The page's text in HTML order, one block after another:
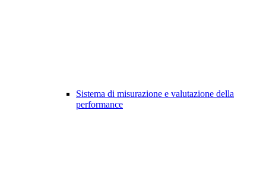
Sistema di misurazione e valutazione della
performance